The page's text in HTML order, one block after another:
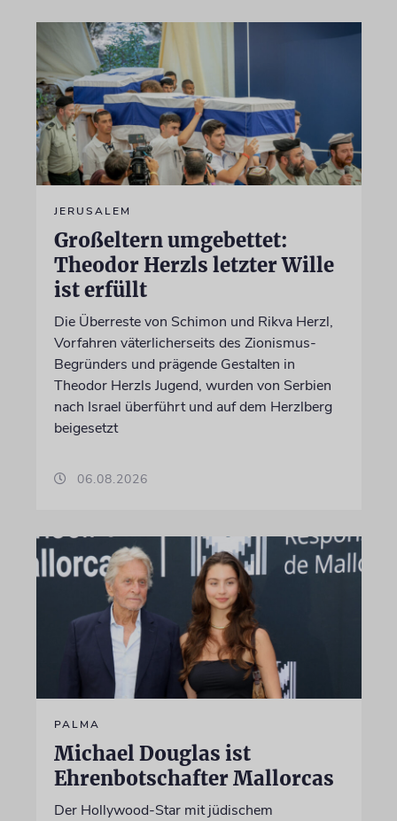
JERUSALEM
Großeltern umgebettet:
Theodor Herzls letzter Wille
ist erfüllt
Die Überreste von Schimon und Rikva Herzl,
Vorfahren väterlicherseits des Zionismus-
Begründers und prägende Gestalten in
Theodor Herzls Jugend, wurden von Serbien
nach Israel überführt und auf dem Herzlberg
beigesetzt
06.08.2026
PALMA
Michael Douglas ist
Ehrenbotschafter Mallorcas
Der Hollywood-Star mit jüdischem